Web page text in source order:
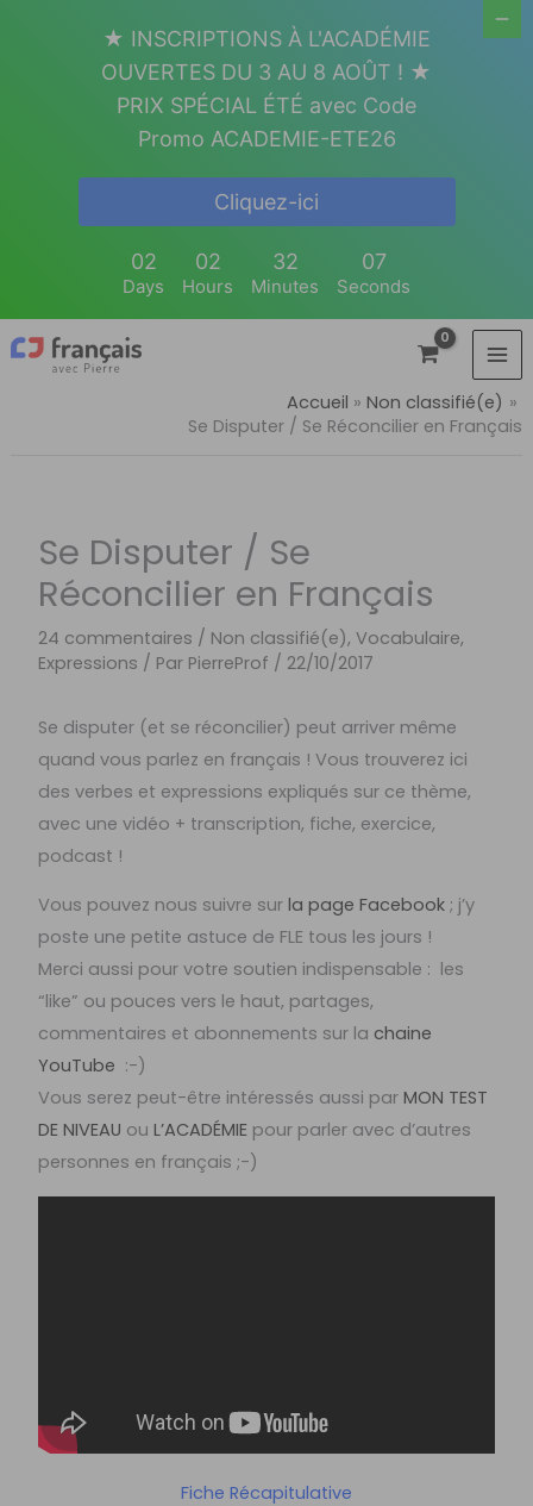
Accueil
Non classifié(e)
Se Disputer / Se Réconcilier en Français
Se Disputer / Se
Réconcilier en Français
24 commentaires / Non classifié(e),Vocabulaire,
Expressions / Par PierreProf / 22/10/2017
Se disputer (et se réconcilier) peut arriver même
quand vous parlez en français ! Vous trouverez ici
des verbes et expressions expliqués sur ce thème,
avec une vidéo + transcription, fiche, exercice,
podcast !
Vous pouvez nous suivre surla page Facebook ; j’y
poste une petite astuce de FLE tous les jours !
Merci aussi pour votre soutien indispensable : les
“like” ou pouces vers le haut, partages,
commentaires et abonnements sur la chaine
YouTube :-)
Vous serez peut-être intéressés aussi parMON TEST
DE NIVEAU ouL’ACADÉMIE pour parler avec d’autres
personnes en français ;-)
Fiche Récapitulative
★ INSCRIPTIONS À L'ACADÉMIE
OUVERTES DU 3 AU 8 AOÛT ! ★
PRIX SPÉCIAL ÉTÉ avec Code
Promo ACADEMIE-ETE26
Cliquez-ici
02
Days
02
Hours
32
Minutes
07
Seconds